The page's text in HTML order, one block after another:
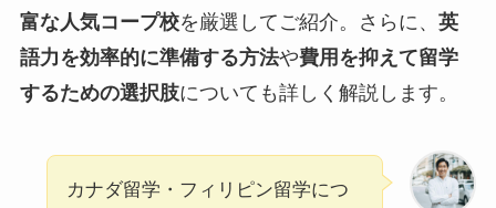
富な人気コープ校を厳選してご紹介。さらに、 英
語力を効率的に準備する方法や費用を抑えて留学
するための選択肢についても詳しく解説します。
カナダ留学・フィリピン留学につ